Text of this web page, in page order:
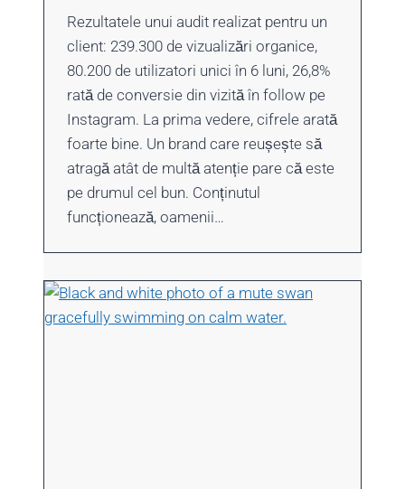
Rezultatele unui audit realizat pentru un
client: 239.300 de vizualizări organice,
80.200 de utilizatori unici în 6 luni, 26,8%
rată de conversie din vizită în follow pe
Instagram. La prima vedere, cifrele arată
foarte bine. Un brand care reușește să
atragă atât de multă atenție pare că este
pe drumul cel bun. Conținutul
funcționează, oamenii…